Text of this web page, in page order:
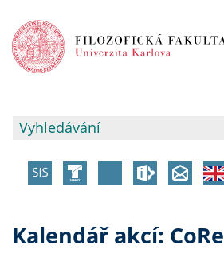
Kalendář akcí: CoRe